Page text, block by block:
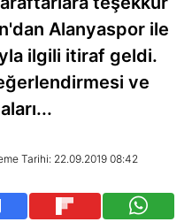
Alanyaspor ile
ilgili itiraf geldi.
ve
Tarihi: 22.09.2019 08:42